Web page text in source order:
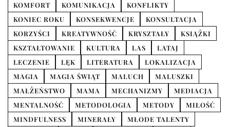
KOMFORT
KOMUNIKACJA
KONFLIKTY
KONIEC ROKU
KONSEKWENCJE
KONSULTACJA
KORZYŚCI
KREATYWNOŚĆ KRYSZTAŁY
KSIĄŻKI
KSZTAŁTOWANIE
KULTURA LAS
LATAJ
LECZENIE
LĘK LITERATURA
LOKALIZACJA
MAGIA
MAGIA ŚWIĄT MALUCH
MALUSZKI
MAŁŻEŃSTWO
MAMA MECHANIZMY
MEDIACJA
MENTALNOŚĆ
METODOLOGIA METODY
MIŁOŚĆ
MINDFULNESS
MINERAŁY
MŁODE TALENTY